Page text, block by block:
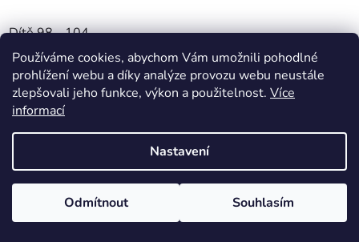
Používáme cookies, abychom Vám umožnili pohodlné
prohlížení webu a díky analýze provozu webu neustále
zlepšovali jeho funkce, výkon a použitelnost. Více
informací
Nastavení
Odmítnout Souhlasím
Dítě 98 - 104